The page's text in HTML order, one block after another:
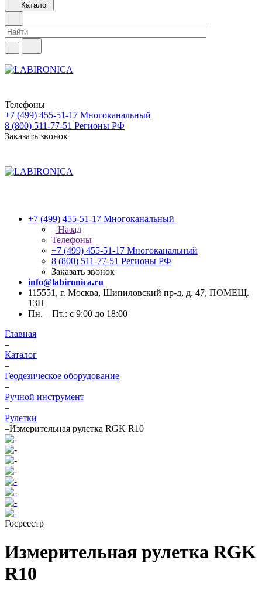
Каталог
Телефоны
+7 (499) 455-51-17 Многоканальный
8 (800) 511-77-51 Регионы РФ
Заказать звонок
+7 (499) 455-51-17 Многоканальный
Назад
Телефоны
+7 (499) 455-51-17 Многоканальный
8 (800) 511-77-51 Регионы РФ
Заказать звонок
info@labironica.ru
115551, г. Москва, Шипиловский пр-д, д. 47, ПОМЕЩ.
13Н
Пн. – Пт.: с 9:00 до 18:00
Главная
–
Каталог
–
Геодезическое оборудование
–
Ручной инструмент
–
Рулетки
–Измерительная рулетка RGK R10
Госреестр
Измерительная рулетка RGK
R10